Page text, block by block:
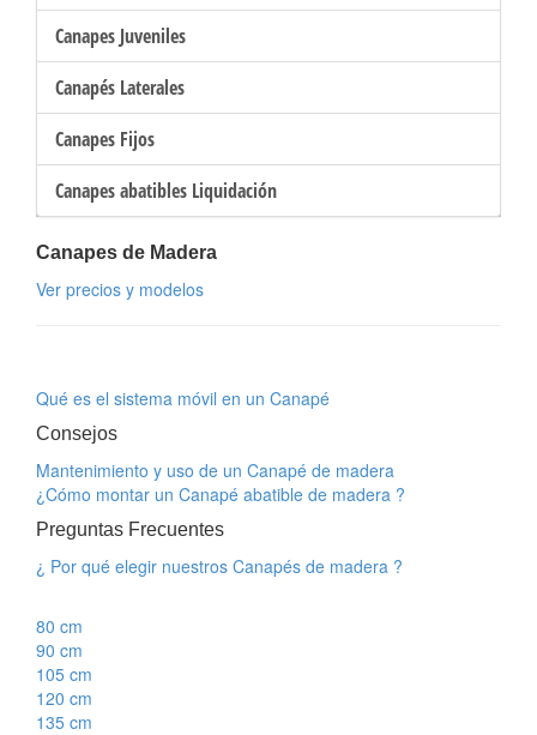
Canapes Juveniles
Canapés Laterales
Canapes Fijos
Canapes abatibles Liquidación
Canapes de Madera
Ver precios y modelos
Qué es el sistema móvil en un Canapé
Consejos
Mantenimiento y uso de un Canapé de madera
¿Cómo montar un Canapé abatible de madera ?
Preguntas Frecuentes
¿ Por qué elegir nuestros Canapés de madera ?
80 cm
90 cm
105 cm
120 cm
135 cm